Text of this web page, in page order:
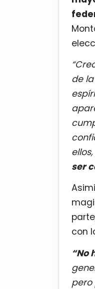
de
ser
con
“No
pero